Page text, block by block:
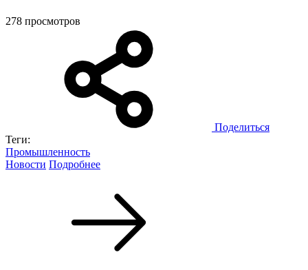
278 просмотров
Поделиться
Теги:
Промышленность
Новости Подробнее